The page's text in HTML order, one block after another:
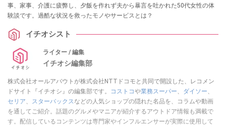
事、家事、介護に疲弊し、夕飯を作れず夫から暴言を吐かれた50代女性の体
験談です。過酷な状況を救ったモノやサービスとは？
イチオシスト
ライター / 編集
イチオシ編集部
株式会社オールアバウトが株式会社NTTドコモと共同で開設した、レコメン
ドサイト『イチオシ』の編集部です。
コストコや業務スーパー ダイソー
セリア
スターバックス などの人気ショップの隠れた名品を、コラムや動画
を通してご紹介。話題のグルメやマニアが紹介するアウトドア情報も満載で
す。配信しているコンテンツは専門家やインフルエンサーが実際に使用して